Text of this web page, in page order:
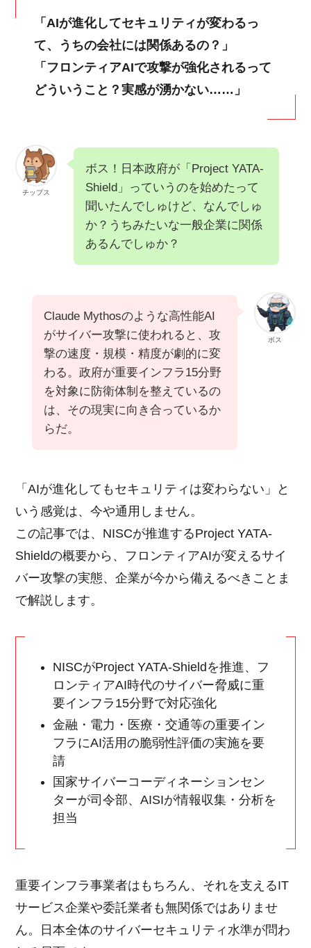
「AIが進化してセキュリティが変わるっ
て、うちの会社には関係あるの？」
「フロンティアAIで攻撃が強化されるって
どういうこと？実感が湧かない……」
チップス
ボス！日本政府が「Project YATA-
Shield」っていうのを始めたって
聞いたんでしゅけど、なんでしゅ
か？うちみたいな一般企業に関係
あるんでしゅか？
ボス
Claude Mythosのような高性能AI
がサイバー攻撃に使われると、攻
撃の速度・規模・精度が劇的に変
わる。政府が重要インフラ15分野
を対象に防衛体制を整えているの
は、その現実に向き合っているか
らだ。
「AIが進化してもセキュリティは変わらない」と
いう感覚は、今や通用しません。
この記事では、NISCが推進するProject YATA-
Shieldの概要から、フロンティアAIが変えるサイ
バー攻撃の実態、企業が今から備えるべきことま
で解説します。
NISCがProject YATA-Shieldを推進、フ
ロンティアAI時代のサイバー脅威に重
要インフラ15分野で対応強化
金融・電力・医療・交通等の重要イン
フラにAI活用の脆弱性評価の実施を要
請
国家サイバーコーディネーションセン
ターが司令部、AISIが情報収集・分析を
担当
重要インフラ事業者はもちろん、それを支えるIT
サービス企業や委託業者も無関係ではありませ
ん。日本全体のサイバーセキュリティ水準が問わ